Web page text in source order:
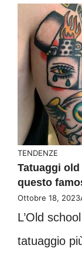
TENDENZE
Tatuaggi
questo
Ottobre 18, 2023
L’Old
tatuaggio